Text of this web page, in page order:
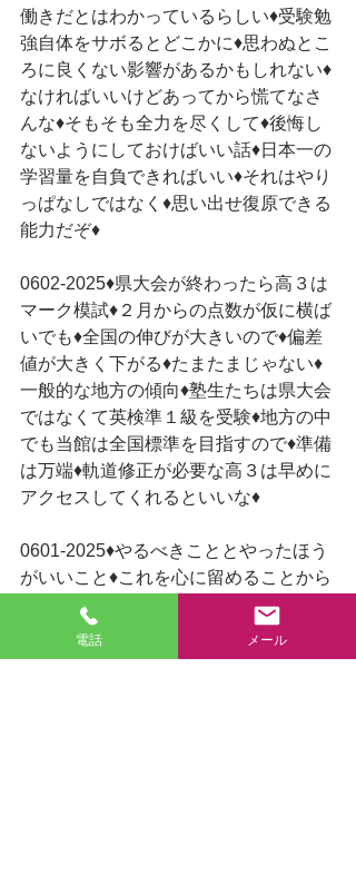
働きだとはわかっているらしい♦受験勉
強自体をサボるとどこかに♦思わぬとこ
ろに良くない影響があるかもしれない♦
なければいいけどあってから慌てなさ
んな♦そもそも全力を尽くして♦後悔し
ないようにしておけばいい話♦日本一の
学習量を自負できればいい♦それはやり
っぱなしではなく♦思い出せ復原できる
能力だぞ♦
0602-2025♦県大会が終わったら高３は
マーク模試♦２月からの点数が仮に横ば
いでも♦全国の伸びが大きいので♦偏差
値が大きく下がる♦たまたまじゃない♦
一般的な地方の傾向♦塾生たちは県大会
ではなくて英検準１級を受験♦地方の中
でも当館は全国標準を目指すので♦準備
は万端♦軌道修正が必要な高３は早めに
アクセスしてくれるといいな♦
0601-2025♦やるべきこととやったほう
がいいこと♦これを心に留めることから
受験対策が始まる♦はやく遊びたければ
♦やるべきことを早く終わらせなくちゃ
いけない♦やったほうがいいことが後回
電話 メール